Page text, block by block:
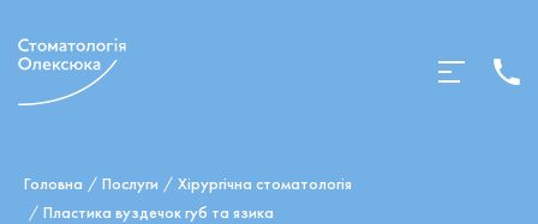
Головна Послуги
Хірургічна стоматологія
Пластика вуздечок губ та язика